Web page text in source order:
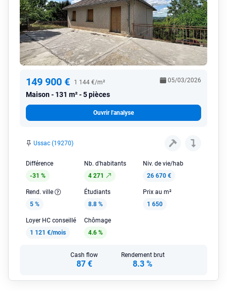
149 900 € 1 144 €/m²
Maison 131 m² - 5 pièces
05/03/2026
Ouvrir l'analyse
Ussac (19270)
Différence
-31 %
Nb. d'habitants
4 271
Niv. de vie/hab
26 670 €
Rend. ville
5 %
Étudiants
8.8 %
Prix au m²
1 650
Loyer HC conseillé
1 121 €/mois
Chômage
4.6 %
Cash flow
87 €
Rendement brut
8.3 %